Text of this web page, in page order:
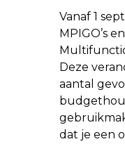
Vanaf 1
MPIGO’s
Deze
aantal
dat je een